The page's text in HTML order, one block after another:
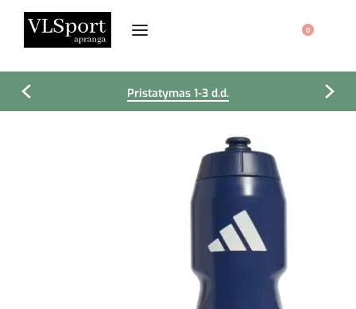
0
Pristatymas 1-3 d.d.